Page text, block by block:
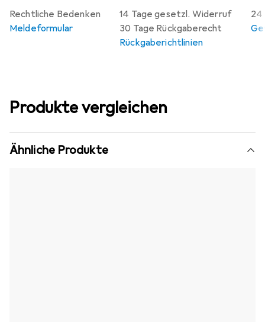
14 Tage gesetzl. Widerruf
30 Tage Rückgaberecht
Rückgaberichtlinien
24
Rechtliche Bedenken
Meldeformular
Produkte vergleichen
Ähnliche Produkte